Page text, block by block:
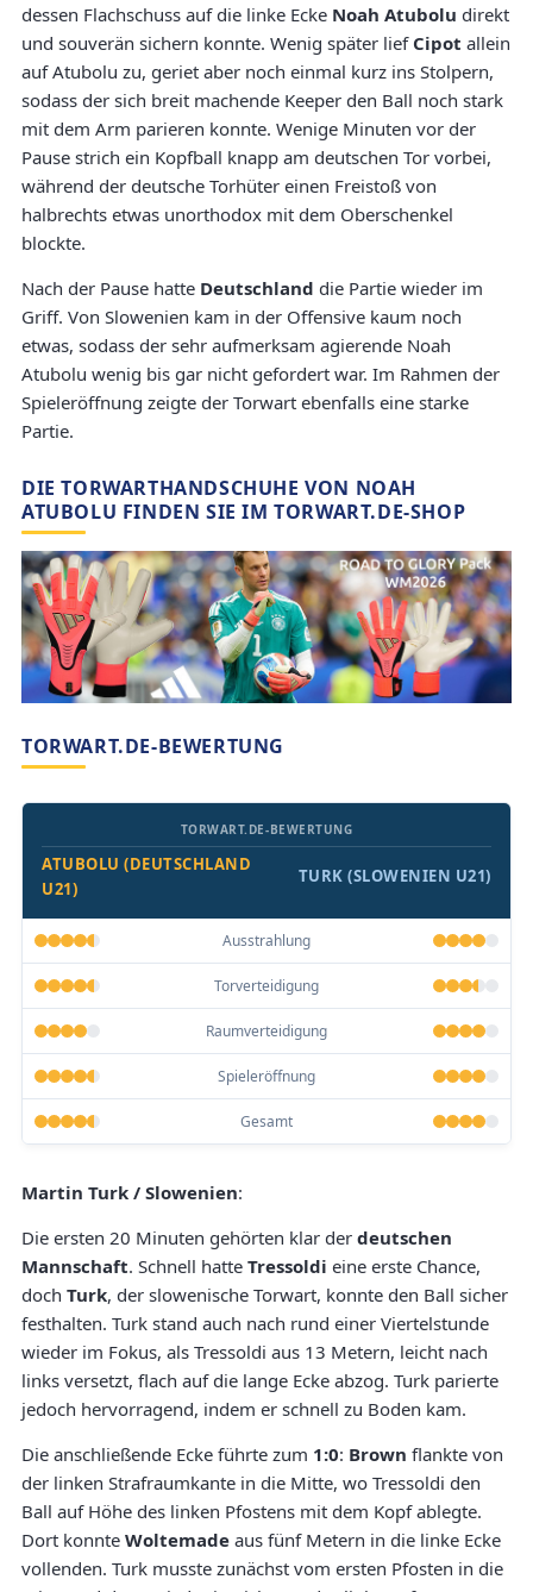
dessen Flachschuss auf die linke Ecke Noah Atubolu direkt
und souverän sichern konnte. Wenig später lief Cipot allein
auf Atubolu zu, geriet aber noch einmal kurz ins Stolpern,
sodass der sich breit machende Keeper den Ball noch stark
mit dem Arm parieren konnte. Wenige Minuten vor der
Pause strich ein Kopfball knapp am deutschen Tor vorbei,
während der deutsche Torhüter einen Freistoß von
halbrechts etwas unorthodox mit dem Oberschenkel
blockte.
Nach der Pause hatte Deutschland die Partie wieder im
Griff. Von Slowenien kam in der Offensive kaum noch
etwas, sodass der sehr aufmerksam agierende Noah
Atubolu wenig bis gar nicht gefordert war. Im Rahmen der
Spieleröffnung zeigte der Torwart ebenfalls eine starke
Partie.
DIE TORWARTHANDSCHUHE VON NOAH
ATUBOLU FINDEN SIE IM TORWART.DE-SHOP
TORWART.DE-BEWERTUNG
ATUBOLU (DEUTSCHLAND
U21)
TORWART.DE-BEWERTUNG
TURK (SLOWENIEN U21)
Ausstrahlung
Torverteidigung
Raumverteidigung
Spieleröffnung
Gesamt
Martin Turk / Slowenien:
Die ersten 20 Minuten gehörten klar der deutschen
Mannschaft. Schnell hatte Tressoldi eine erste Chance,
doch Turk, der slowenische Torwart, konnte den Ball sicher
festhalten. Turk stand auch nach rund einer Viertelstunde
wieder im Fokus, als Tressoldi aus 13 Metern, leicht nach
links versetzt, flach auf die lange Ecke abzog. Turk parierte
jedoch hervorragend, indem er schnell zu Boden kam.
Die anschließende Ecke führte zum 1:0: Brown flankte von
der linken Strafraumkante in die Mitte, wo Tressoldi den
Ball auf Höhe des linken Pfostens mit dem Kopf ablegte.
Dort konnte Woltemade aus fünf Metern in die linke Ecke
vollenden. Turk musste zunächst vom ersten Pfosten in die